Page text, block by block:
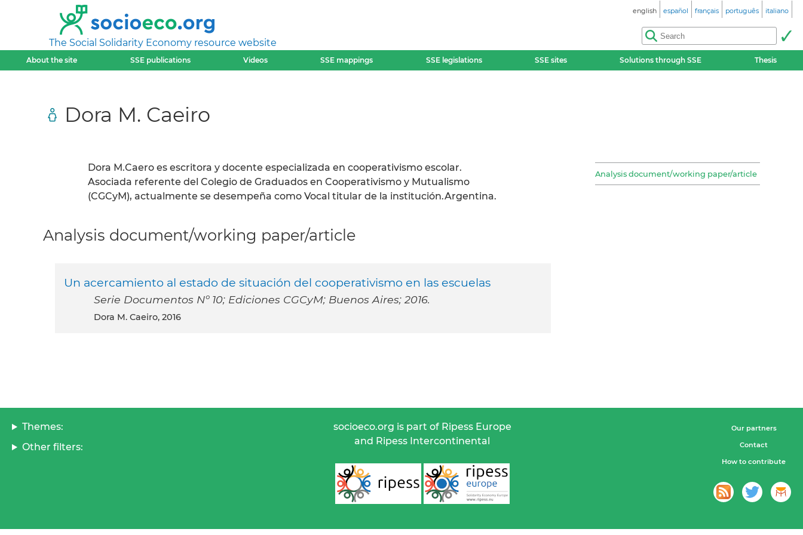
The Social Solidarity Economy resource website
english español français português italiano
About the site SSE publications Videos SSE mappings SSE legislations SSE sites Solutions through SSE Thesis
Dora M. Caeiro
Dora M.Caero es escritora y docente especializada en cooperativismo escolar.
Asociada referente del Colegio de Graduados en Cooperativismo y Mutualismo
(CGCyM), actualmente se desempeña como Vocal titular de la institución.Argentina.
Analysis document/working paper/article
Analysis document/working paper/article
Un acercamiento al estado de situación del cooperativismo en las escuelas
Serie Documentos Nº 10; Ediciones CGCyM; Buenos Aires; 2016.
Dora M. Caeiro, 2016
Themes:
Other filters:
socioeco.org is part of Ripess Europe
and Ripess Intercontinental
Our partners
Contact
How to contribute